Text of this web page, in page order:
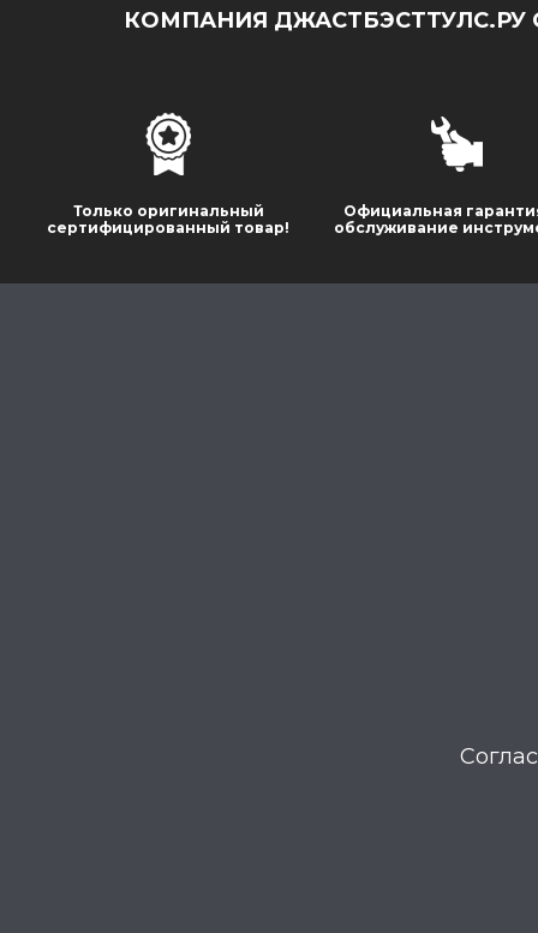
КОМПАНИЯ
Только оригинальный
сертифицированный товар!
Официальная
обслуживание